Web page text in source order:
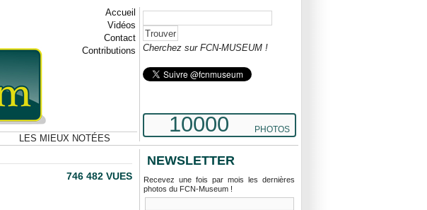
Accueil
Vidéos
Contact
Contributions
LES MIEUX NOTÉES
Cherchez sur FCN-MUSEUM !
10000 PHOTOS
746 482 VUES
NEWSLETTER
Recevez une fois par mois les dernières
photos du FCN-Museum !